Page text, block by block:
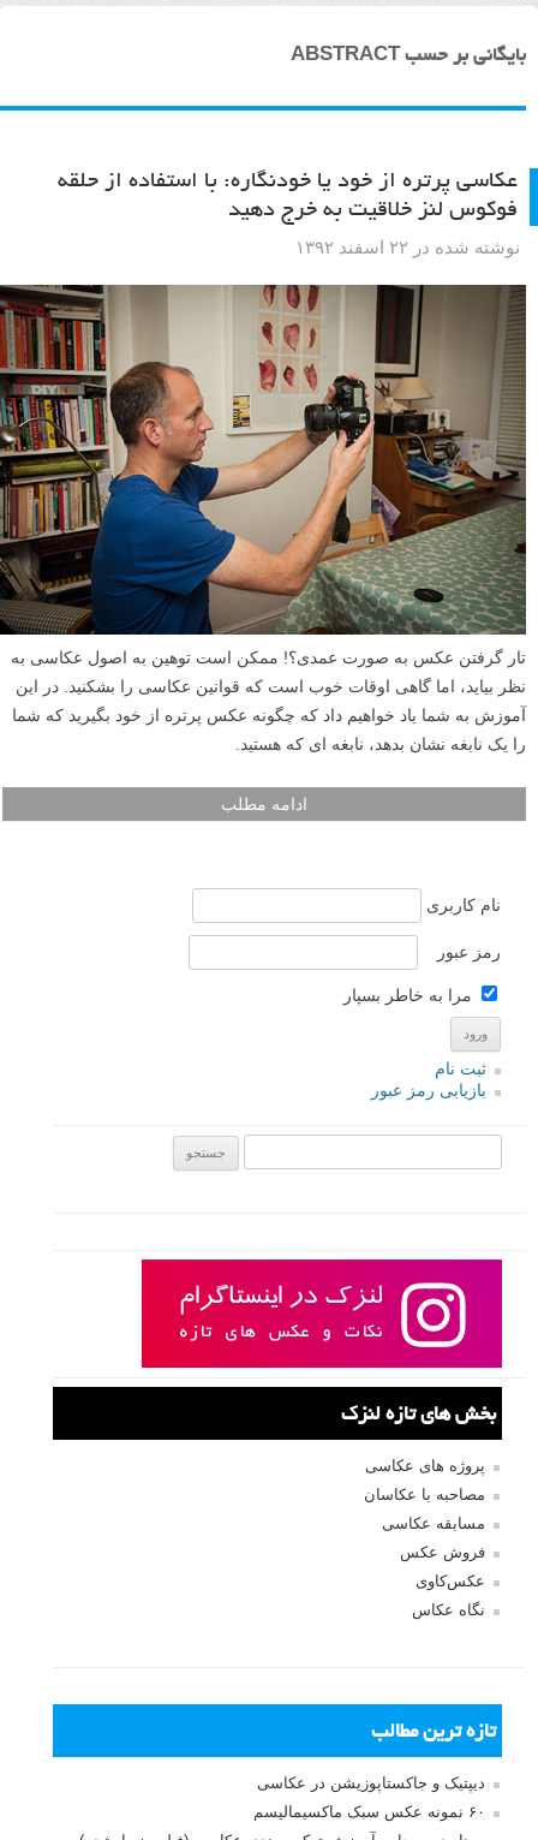
بایگانی بر حسب ABSTRACT
عکاسی پرتره از خود یا خودنگاره: با استفاده از حلقه
فوکوس لنز خلاقیت به خرج دهید
نوشته شده در ۲۲ اسفند ۱۳۹۲
تار گرفتن عکس به صورت عمدی؟! ممکن است توهین به اصول عکاسی به
نظر بیاید، اما گاهی اوقات خوب است که قوانین عکاسی را بشکنید. در این
آموزش به شما یاد خواهیم داد که چگونه عکس پرتره از خود بگیرید که شما
را یک نابغه نشان بدهد، نابغه ای که هستید.
ادامه مطلب
نام کاربری
رمز عبور
مرا به خاطر بسپار
ثبت نام
بازیابی رمز عبور
بخش های تازه لنزک
پروژه های عکاسی
مصاحبه با عکاسان
مسابقه عکاسی
فروش عکس
عکس‌کاوی
نگاه عکاس
تازه ترین مطالب
دیپتیک و جاکستا‌پوزیشن در عکاسی
۶۰ نمونه عکس سبک ماکسیمالیسم